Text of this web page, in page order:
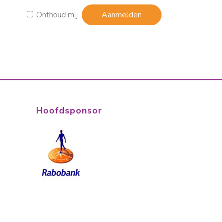
Onthoud mij
Hoofdsponsor